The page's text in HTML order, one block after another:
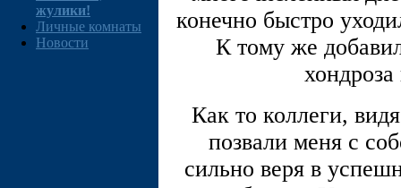
жулики!
Личные комнаты
Новости
конечно быстро
К тому же
Как то коллеги,
позвали меня с
сильно веря в